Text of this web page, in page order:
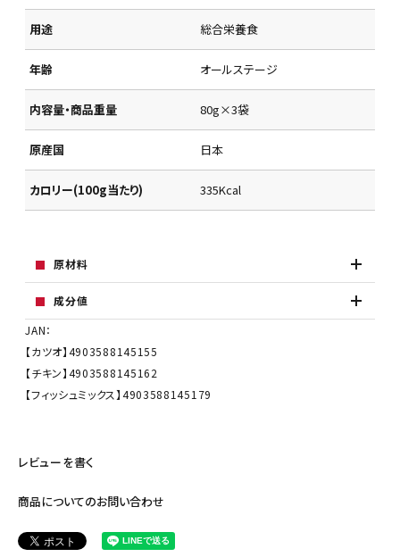
用途 総合栄養食
年齢 オールステージ
内容量・商品重量 80g×3袋
原産国 日本
カロリー(100g当たり) 335Kcal
原材料
成分値
JAN：
【カツオ】4903588145155
【チキン】4903588145162
【フィッシュミックス】4903588145179
レビューを書く
商品についてのお問い合わせ